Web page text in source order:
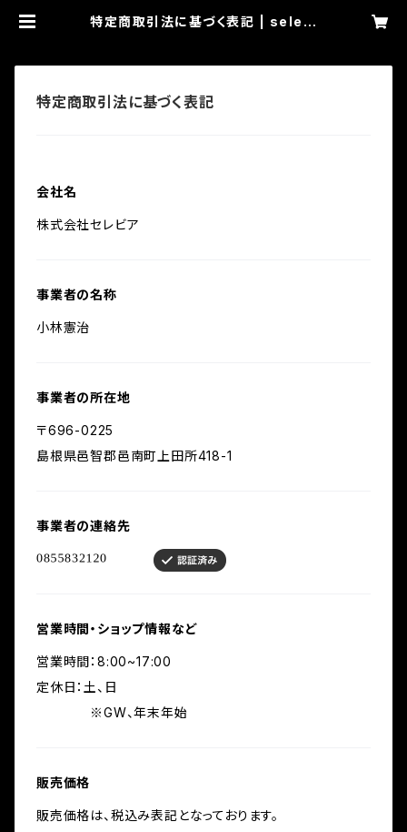
特定商取引法に基づく表記 | selevi
特定商取引法に基づく表記
会社名
株式会社セレビア
事業者の名称
小林憲治
事業者の所在地
〒696-0225
島根県邑智郡邑南町上田所418-1
事業者の連絡先
営業時間・ショップ情報など
営業時間：8:00~17:00
定休日：土、日
※GW、年末年始
販売価格
販売価格は、税込み表記となっております。